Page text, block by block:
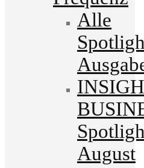
Alle
August